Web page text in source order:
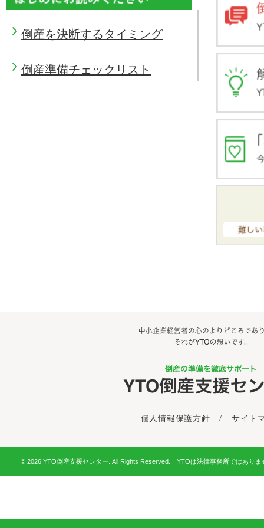
倒産を決断するタイミング
倒産準備チェックリスト
個人情報保護方針 / サイト
© 2026 YTO倒産支援センター. All Rights Reserved. YTOは法律事務所ではありま